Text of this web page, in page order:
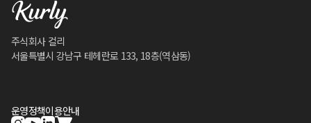
주식회사 컬리
서울특별시 강남구 테헤란로 133, 18층(역삼동)
운영정책이용안내